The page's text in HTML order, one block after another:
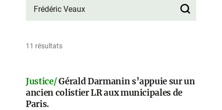
11 résultats
Justice/Gérald Darmanin s’appuie sur un
ancien colistier LR aux municipales de
Paris.